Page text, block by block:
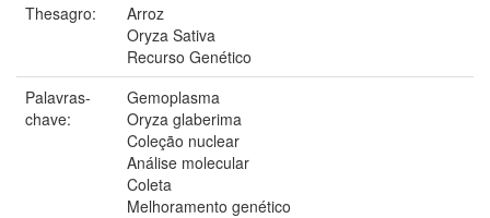
Thesagro:
Arroz
Oryza Sativa
Recurso Genético
Palavras-
chave:
Gemoplasma
Oryza glaberima
Coleção nuclear
Análise molecular
Coleta
Melhoramento genético